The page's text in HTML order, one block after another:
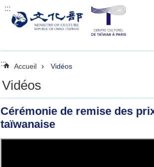
:::
::: Accueil Vidéos
Vidéos
Cérémonie de remise des
taïwanaise